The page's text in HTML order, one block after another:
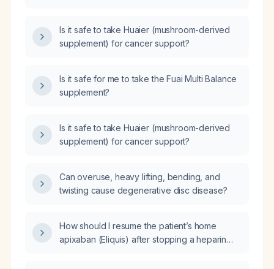
Is it safe to take Huaier (mushroom-derived
supplement) for cancer support?
Is it safe for me to take the Fuai Multi Balance
supplement?
Is it safe to take Huaier (mushroom-derived
supplement) for cancer support?
Can overuse, heavy lifting, bending, and
twisting cause degenerative disc disease?
How should I resume the patient’s home
apixaban (Eliquis) after stopping a heparin